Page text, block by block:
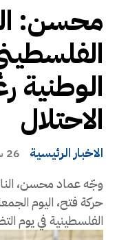
محسن:
الوطنية
الاحتلال
الاخبار الرئيسية 26 سبتمبر، 2025
وجّه عماد محسن،
حركة فتح، اليوم
الفلسطينية في يوم